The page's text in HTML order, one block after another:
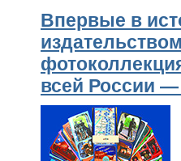
Впервые в
всей России